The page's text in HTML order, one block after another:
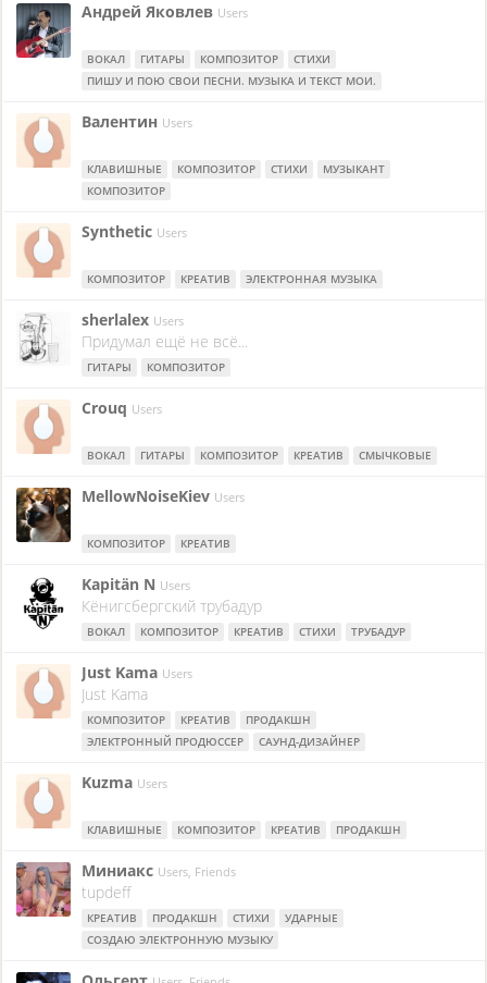
Андрей Яковлев Users
ВОКАЛ ГИТАРЫ КОМПОЗИТОР
СТИХИ
ПИШУ И ПОЮ СВОИ ПЕСНИ. МУЗЫКА И ТЕКСТ МОИ.
Валентин Users
КЛАВИШНЫЕ КОМПОЗИТОР СТИХИ
МУЗЫКАНТ
КОМПОЗИТОР
Synthetic Users
КОМПОЗИТОР КРЕАТИВ ЭЛЕКТРОННАЯ МУЗЫКА
sherlalex Users
Придумал ещё не всё...
ГИТАРЫ КОМПОЗИТОР
Crouq Users
ВОКАЛ ГИТАРЫ КОМПОЗИТОР КРЕАТИВ СМЫЧКОВЫЕ
MellowNoiseKiev Users
КОМПОЗИТОР КРЕАТИВ
Kapitän N Users
Кёнигсбергский трубадур
ВОКАЛ КОМПОЗИТОР КРЕАТИВ СТИХИ ТРУБАДУР
Just Kama Users
Just Kama
КОМПОЗИТОР КРЕАТИВ
ПРОДАКШН
ЭЛЕКТРОННЫЙ ПРОДЮССЕР
САУНД-ДИЗАЙНЕР
Kuzma Users
КЛАВИШНЫЕ КОМПОЗИТОР КРЕАТИВ ПРОДАКШН
Миниакс Users, Friends
tupdeff
КРЕАТИВ ПРОДАКШН СТИХИ
УДАРНЫЕ
СОЗДАЮ ЭЛЕКТРОННУЮ МУЗЫКУ